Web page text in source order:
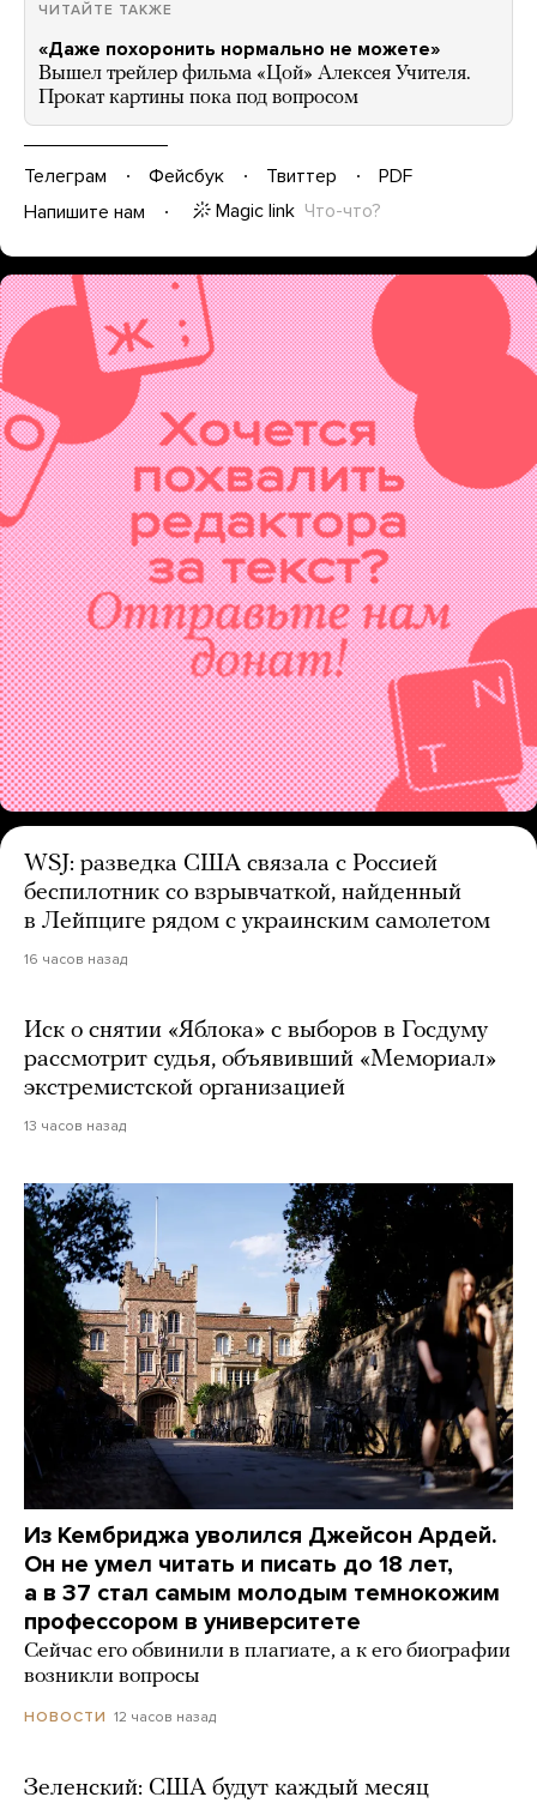
ЧИТАЙТЕ ТАКЖЕ
«Даже похоронить нормально не можете»
Вышел трейлер фильма «Цой» Алексея Учителя.
Прокат картины пока под вопросом
Телеграм Фейсбук Твиттер
PDF
Напишите нам
Magic link Что-что?
WSJ: разведка США связала с Россией
беспилотник со взрывчаткой, найденный
в Лейпциге рядом с украинским самолетом
16 часов назад
Иск о снятии «Яблока» с выборов в Госдуму
рассмотрит судья, объявивший «Мемориал»
экстремистской организацией
13 часов назад
Из Кембриджа уволился Джейсон Ардей.
Он не умел читать и писать до 18 лет,
а в 37 стал самым молодым темнокожим
профессором в университете
Сейчас его обвинили в плагиате, а к его биографии
возникли вопросы
НОВОСТИ 12 часов назад
Зеленский: США будут каждый месяц